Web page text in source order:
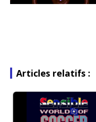
Articles relatifs :